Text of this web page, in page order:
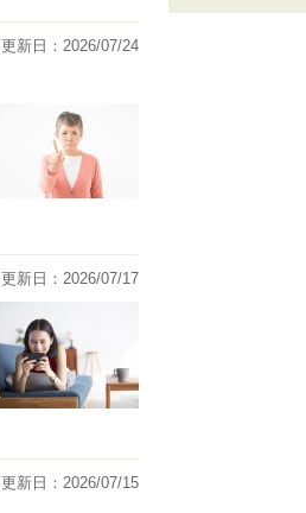
更新日：2026/07/24
更新日：2026/07/17
更新日：2026/07/15